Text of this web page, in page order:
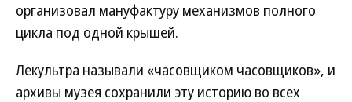
организовал мануфактуру механизмов полного
цикла под одной крышей.
Лекультра называли «часовщиком часовщиков», и
архивы музея сохранили эту историю во всех